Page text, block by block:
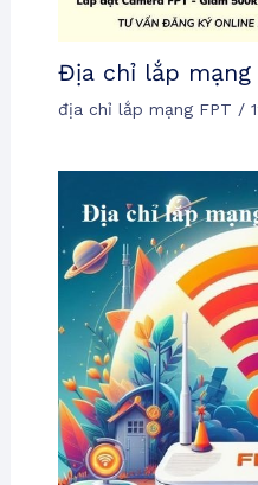
Địa chỉ lắp mạng
địa chỉ lắp mạng FPT /